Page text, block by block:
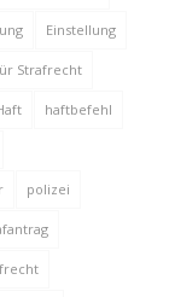
Einstellung
Strafrecht
haftbefehl
polizei